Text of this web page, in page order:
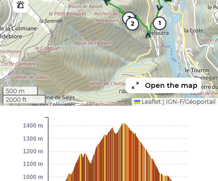
1
2
3
500 m
2000 ft
Open the map
Leaflet IGN-F/Géoportail
1000 m
1100 m
1200 m
1300 m
1400 m